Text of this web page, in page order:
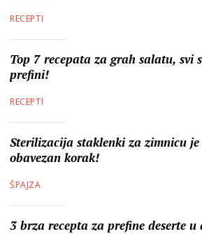
RECEPTI
Top 7 recepata za grah salatu, svi
prefini!
RECEPTI
Sterilizacija staklenki za zimnicu je
obavezan korak!
ŠPAJZA
3 brza recepta za prefine deserte u